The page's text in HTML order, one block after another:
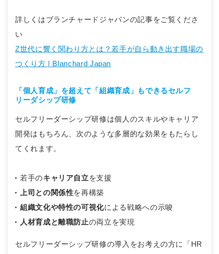
詳しくはブランチャードジャパンの記事をご覧くださ
い
Z世代に響く関わり方とは？若手が自ら動き出す職場の
つくり方 | Blanchard Japan
「個人育成」を超えて「組織育成」もできるセルフ
リーダシップ研修
セルフリーダーシップ研修は個人のスキルやキャリア
開発はもちろん、次のような多層的な効果をもたらし
てくれます。
若手のキャリア自立を支援
上司との関係性を再構築
組織文化や特性の可視化による戦略への示唆
人材育成と離職防止の両立を実現
セルフリーダーシップ研修の導入をお考えの方に「HR